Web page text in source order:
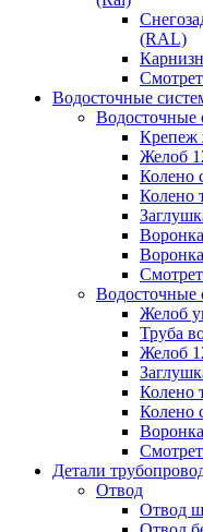
(RAL)
Водосточные
Водосточные
Крепеж
Желоб
Колено
Колено
Водосточные
Желоб
Труба
Желоб
Колено
Колено
Детали
Отвод
Отвод